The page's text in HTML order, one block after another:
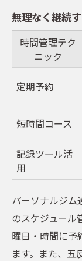
無理なく継続
時間管理テク
ニック
定期予約
短時間コース
記録ツール活
用
パーソナルジ
のスケジュール
曜日・時間に予
ます。また、五